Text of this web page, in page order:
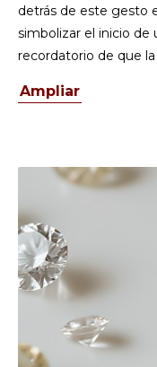
detrás de este gesto
simbolizar el inicio de
recordatorio de que
Ampliar